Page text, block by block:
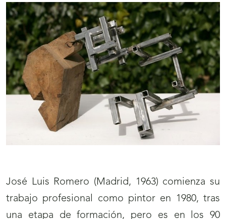
José Luis Romero (Madrid, 1963) comienza su
trabajo profesional como pintor en 1980, tras
una etapa de formación, pero es en los 90